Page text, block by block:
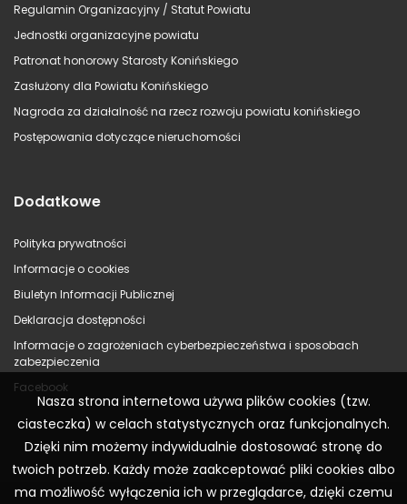
Regulamin Organizacyjny / Statut Powiatu
Jednostki organizacyjne powiatu
Patronat honorowy Starosty Konińskiego
Zasłużony dla Powiatu Konińskiego
Nagroda za działalność na rzecz rozwoju powiatu konińskiego
Postępowania dotyczące nieruchomości
Dodatkowe
Polityka prywatności
Informacje o cookies
Biuletyn Informacji Publicznej
Deklaracja dostępności
Informacje o zagrożeniach cyberbezpieczeństwa i sposobach
zabezpieczenia
Facebook
Nasza strona internetowa używa plików cookies (tzw.
ciasteczka) w celach statystycznych oraz funkcjonalnych.
Dzięki nim możemy indywidualnie dostosować stronę do
twoich potrzeb. Każdy może zaakceptować pliki cookies albo
ma możliwość wyłączenia ich w przeglądarce, dzięki czemu